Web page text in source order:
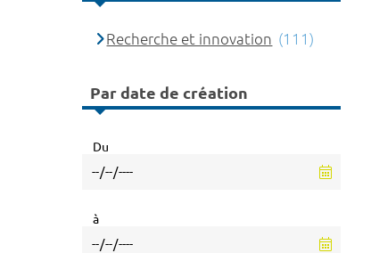
Recherche et innovation (111)
Par date de création
Du
à